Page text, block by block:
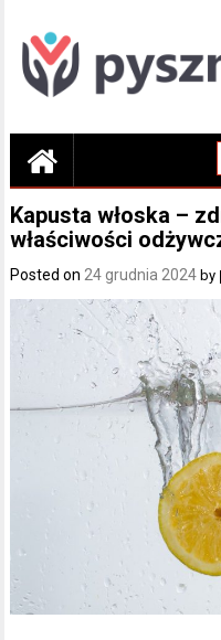
content
Kapusta włoska –
właściwości
Posted on 24 grudnia 2024 by